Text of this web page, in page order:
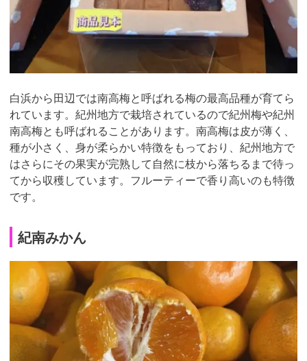
白浜から田辺では南高梅と呼ばれる梅の最高品種が育てら
れています。紀州地方で栽培されているので紀州梅や紀州
南高梅とも呼ばれることがあります。南高梅は皮が薄く、
種が小さく、身が柔らかい特徴をもっており、紀州地方で
はさらにその果実が完熟して自然に枝から落ちるまで待っ
てから収穫しています。フルーティーで香り高いのも特徴
です。
紀南みかん